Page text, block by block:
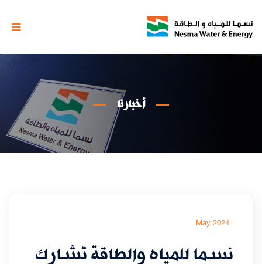
أخبارنا
May 2024
نسما للمياه والطاقة تشارك